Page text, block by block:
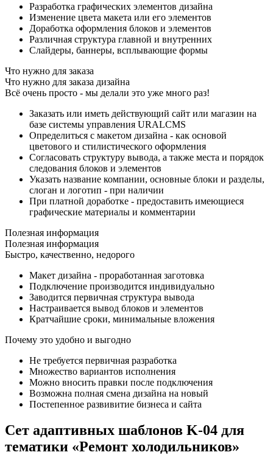
Разработка графических элементов дизайна
Изменение цвета макета или его элементов
Доработка оформления блоков и элементов
Различная структура главной и внутренних
Слайдеры, баннеры, всплывающие формы
Что нужно для заказа
Что нужно для заказа дизайна
Всё очень просто - мы делали это уже много раз!
Заказать или иметь действующий сайт или магазин на
базе системы управления URALCMS
Определиться с макетом дизайна - как основой
цветового и стилистического оформления
Согласовать структуру вывода, а также места и порядок
следования блоков и элементов
Указать название компании, основные блоки и разделы,
слоган и логотип - при наличии
При платной доработке - предоставить имеющиеся
графические материалы и комментарии
Полезная информация
Полезная информация
Быстро, качественно, недорого
Макет дизайна - проработанная заготовка
Подключение производится индивидуально
Заводится первичная структура вывода
Настраивается вывод блоков и элементов
Кратчайшие сроки, минимальные вложения
Почему это удобно и выгодно
Не требуется первичная разработка
Множество вариантов исполнения
Можно вносить правки после подключения
Возможна полная смена дизайна на новый
Постепенное развивитие бизнеса и сайта
Сет адаптивных шаблонов K-04 для
тематики «Ремонт холодильников»